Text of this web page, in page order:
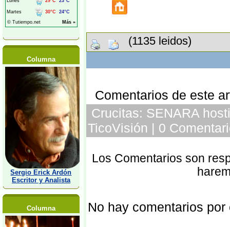
Columna
Sergio Erick Ardón
Escritor y Analista
Columna
(1135 leidos)
Comentarios de este
Crucitas: SENARA
TicoVisión | 0
Los Comentarios son
No hay comentarios por